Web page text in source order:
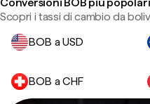
Scopri i tassi di cambio da
BOB a USD
BOB a CHF